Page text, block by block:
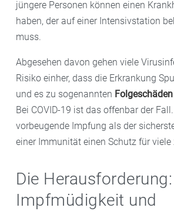
jüngere Personen können einen
haben, der auf einer Intensivstation
muss.
Abgesehen davon gehen viele
Risiko einher, dass die Erkrankung
und es zu sogenannten Folgeschäden
Bei COVID-19 ist das offenbar der
vorbeugende Impfung als der
einer Immunität einen Schutz für viele
Die Herausforderung:
Impfmüdigkeit und